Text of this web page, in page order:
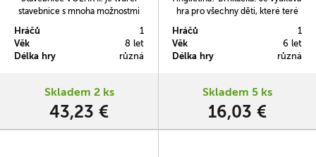
stavebnice s mnoha možnostmi
elektronických modelů podle
příručky nebo také podle svých
Hráčů
1
Věk
8 let
Délka hry
různá
Skladem 2 ks
43,23 €
hra pro všechny děti, které teré
pro pokročilejší, kteří si chtějí
zopakovat 160 z nejdůležitějších
anglických slovíček z 16 různých
číslic, barev atd.
Hráčů
1
Věk
6 let
Délka hry
různá
Skladem 5 ks
16,03 €